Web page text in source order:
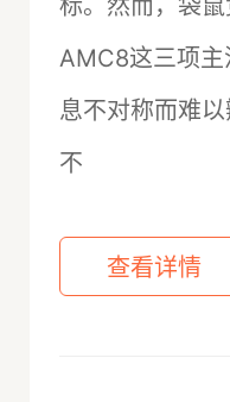
标。然而，袋
AMC8这三项主
息不对称而难
不
查看详情